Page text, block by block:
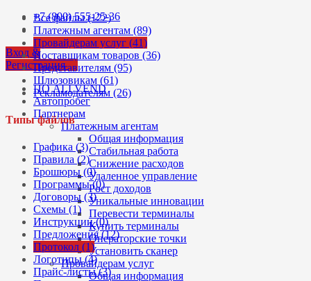
+7 (800) 555-25-36
Вход &
Регистрация
ПО ALLVEND
Автопробег
Партнерам
Платежным агентам
Общая информация
Стабильная работа
Снижение расходов
Удаленное управление
Рост доходов
Уникальные инновации
Перевести терминалы
Купить терминалы
Операторские точки
Установить сканер
Провайдерам услуг
Общая информация
Все файлы (122)
Платежным агентам (89)
Провайдерам услуг (41)
Поставщикам товаров (36)
Представителям (95)
Шлюзовикам (61)
Рекламодателям (26)
Типы файлов
Графика (3)
Правила (2)
Брошюры (0)
Программы (0)
Договоры (3)
Схемы (1)
Инструкции (0)
Предложения (12)
Протокол (1)
Логотипы (4)
Прайс-листы (3)